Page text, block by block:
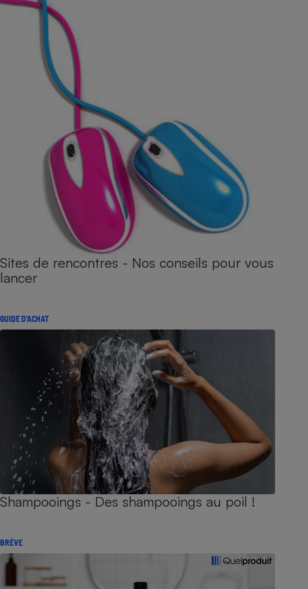
Sites de rencontres - Nos conseils pour vous
lancer
GUIDE D'ACHAT
Shampooings - Des shampooings au poil !
BRÈVE